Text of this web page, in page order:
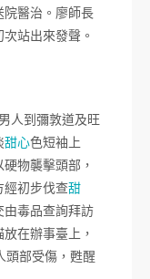
院醫治。廖師長
站出來發聲。
人到彌敦道及旺
甜心色短袖上
物襲擊頭部，
經初步伐查甜
由毒品查詢拜訪
在辦事臺上，
頭部受傷，甦醒